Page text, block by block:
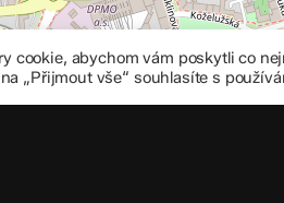
cookie, abychom vám poskytli co
„Přijmout vše“ souhlasíte s